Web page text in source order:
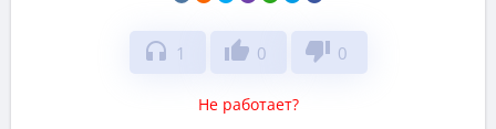
headphones 1 thumb_up 0 thumb_down 0
Не работает?